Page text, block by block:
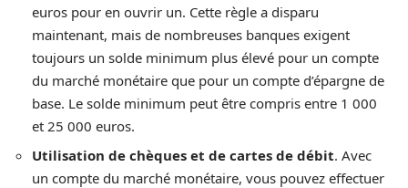
euros pour en ouvrir un. Cette règle a disparu
maintenant, mais de nombreuses banques exigent
toujours un solde minimum plus élevé pour un compte
du marché monétaire que pour un compte d’épargne de
base. Le solde minimum peut être compris entre 1 000
et 25 000 euros.
Utilisation de chèques et de cartes de débit. Avec
un compte du marché monétaire, vous pouvez effectuer